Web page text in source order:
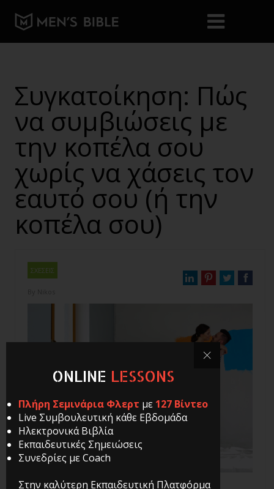
Συγκατοίκηση: Πώς
να συμβιώσεις με
την κοπέλα σου
χωρίς να χάσεις τον
εαυτό σου (ή την
κοπέλα σου)
ΣΧΕΣΕΙΣ
ONLINE LESSONS
Πλήρη Σεμινάρια Φλερτ με 127 Βίντεο
Live Συμβουλευτική κάθε Εβδομάδα
Ηλεκτρονικά Βιβλία
Εκπαιδευτικές Σημειώσεις
Συνεδρίες με Coach
Στην καλύτερη Εκπαιδευτική Πλατφόρμα